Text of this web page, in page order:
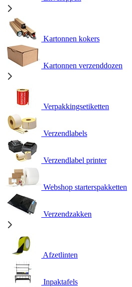
Kartonnen kokers
Kartonnen verzenddozen
Verpakkingsetiketten
Verzendlabels
Verzendlabel printer
Webshop starterspakketten
Verzendzakken
Afzetlinten
Inpaktafels